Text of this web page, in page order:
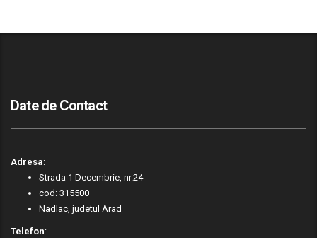
Date de Contact
Adresa:
Strada 1 Decembrie, nr.24
cod: 315500
Nadlac, judetul Arad
Telefon: